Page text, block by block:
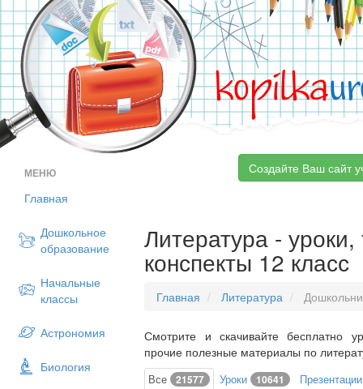
kopilka
МЕНЮ
Главная
Дошкольное
образование
Начальные
классы
Астрономия
Биология
Создайте Ваш сайт
Литература -
конспекты 12 класс
Главная Литература
Смотрите и скачивайте бесплатно
прочие полезные материалы по
Все 21577 Уроки 10641